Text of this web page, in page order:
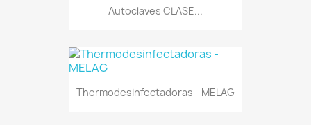
Autoclaves CLASE...
Thermodesinfectadoras - MELAG